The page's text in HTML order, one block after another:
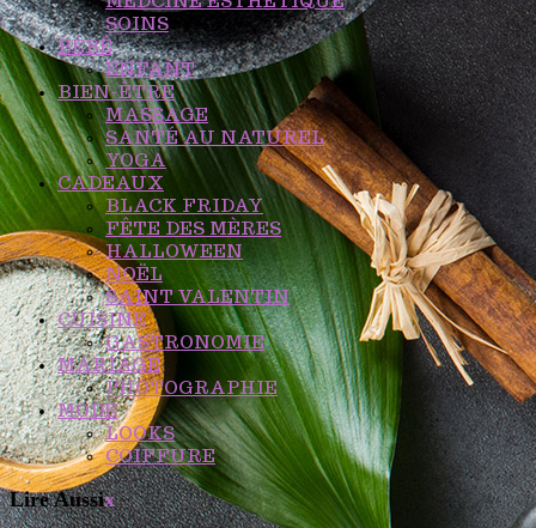
SOINS
BÉBÉ
ENFANT
BIEN-ÊTRE
MASSAGE
SANTÉ AU NATUREL
YOGA
CADEAUX
BLACK FRIDAY
FÊTE DES MÈRES
HALLOWEEN
NOËL
SAINT VALENTIN
CUISINE
GASTRONOMIE
MARIAGE
PHOTOGRAPHIE
MODE
LOOKS
COIFFURE
Lire Aussix